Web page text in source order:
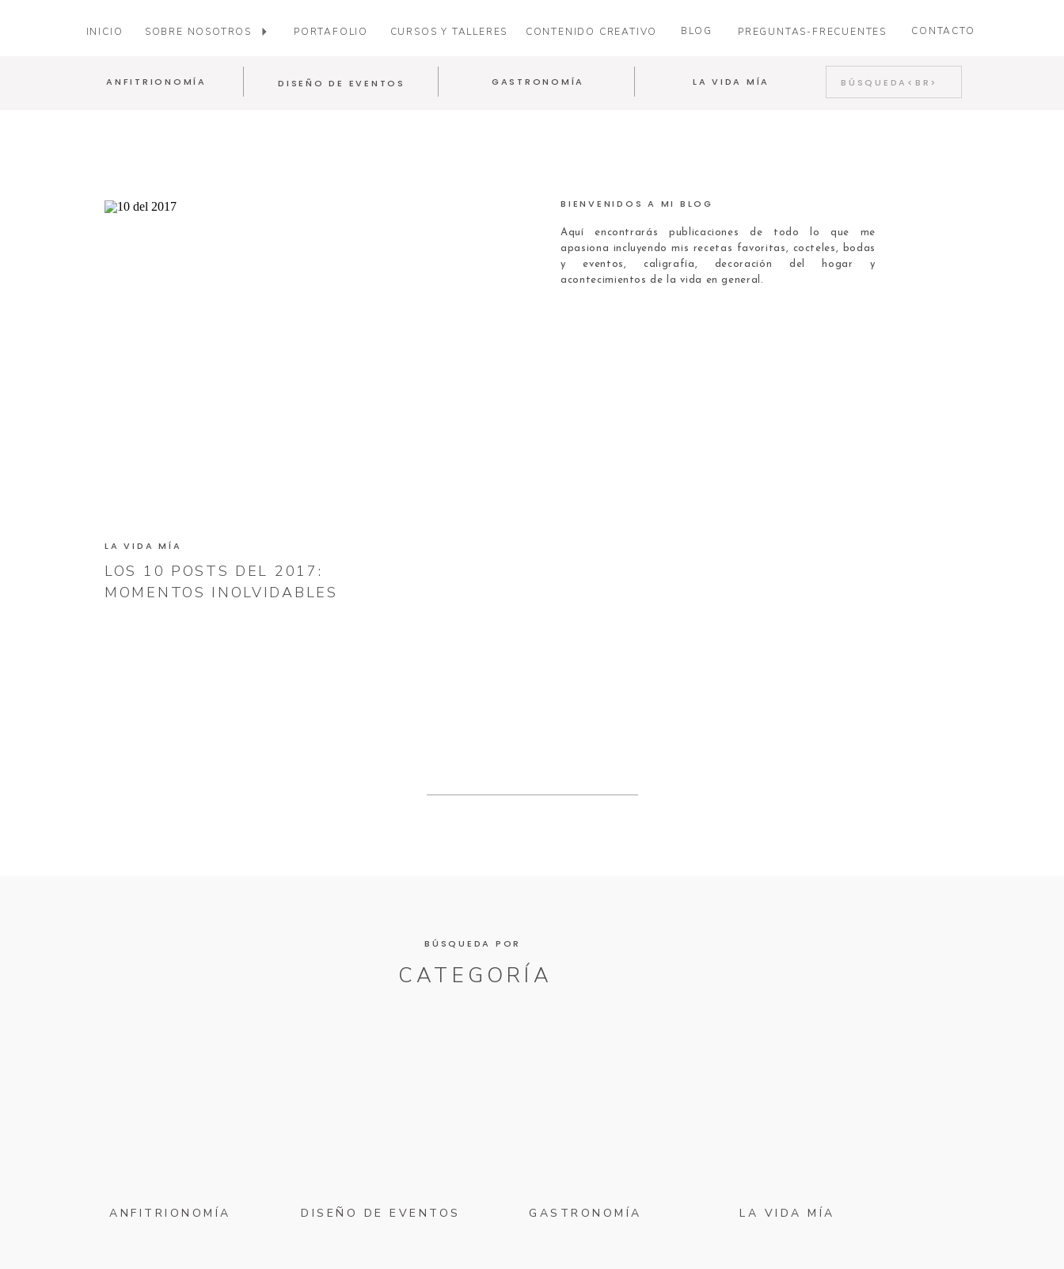
CONTACTO
PORTAFOLIO CONTENIDO CREATIVO BLOG PREGUNTAS-FRECUENTES
CURSOS Y TALLERES
SOBRE NOSOTROS
INICIO
ANFITRIONOMÍA GASTRONOMÍA LA VIDA MÍA
Search
DISEÑO DE EVENTOS
BIENVENIDOS A MI BLOG
Aquí encontrarás publicaciones de todo lo que me
apasiona incluyendo mis recetas favoritas, cocteles, bodas
y eventos, caligrafía, decoración del hogar y
acontecimientos de la vida en general.
LOS 10 POSTS DEL 2017:
MOMENTOS INOLVIDABLES
LA VIDA MÍA
CATEGORÍA
ANFITRIONOMÍA
BÚSQUEDA POR
DISEÑO DE EVENTOS GASTRONOMÍA LA VIDA MÍA